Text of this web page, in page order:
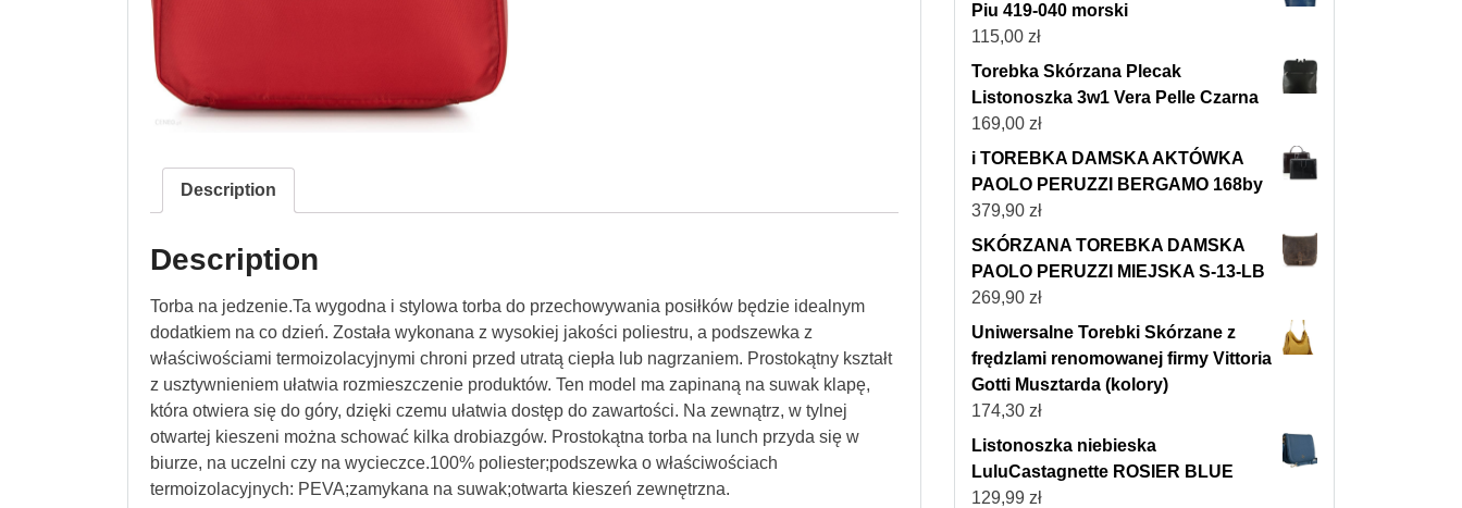
Description
Description
Torba na jedzenie.Ta wygodna i stylowa torba do przechowywania posiłków będzie idealnym
dodatkiem na co dzień. Została wykonana z wysokiej jakości poliestru, a podszewka z
właściwościami termoizolacyjnymi chroni przed utratą ciepła lub nagrzaniem. Prostokątny kształt
z usztywnieniem ułatwia rozmieszczenie produktów. Ten model ma zapinaną na suwak klapę,
która otwiera się do góry, dzięki czemu ułatwia dostęp do zawartości. Na zewnątrz, w tylnej
otwartej kieszeni można schować kilka drobiazgów. Prostokątna torba na lunch przyda się w
biurze, na uczelni czy na wycieczce.100% poliester;podszewka o właściwościach
termoizolacyjnych: PEVA;zamykana na suwak;otwarta kieszeń zewnętrzna.
Piu 419-040 morski
115,00 zł
Torebka Skórzana Plecak
Listonoszka 3w1 Vera Pelle Czarna
169,00 zł
i TOREBKA DAMSKA AKTÓWKA
PAOLO PERUZZI BERGAMO 168by
379,90 zł
SKÓRZANA TOREBKA DAMSKA
PAOLO PERUZZI MIEJSKA S-13-LB
269,90 zł
Uniwersalne Torebki Skórzane z
frędzlami renomowanej firmy Vittoria
Gotti Musztarda (kolory)
174,30 zł
Listonoszka niebieska
LuluCastagnette ROSIER BLUE
129,99 zł